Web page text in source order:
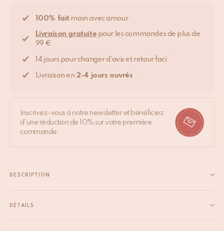
100% fait main avec amour
Livraison gratuite pour les commandes de plus de
99 €
14 jours pour changer d'avis et retour faci
Livraison en 2-4 jours ouvrés
Inscrivez-vous à notre newsletter et bénéficiez
d'une réduction de 10% sur votre première
commande.
DESCRIPTION
intemporelle pour votre intérieur Ajoutez une touche de
DÉTAILS